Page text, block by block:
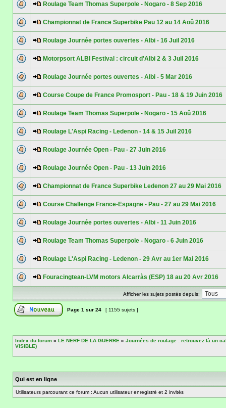
Roulage Team Thomas Superpole - Nogaro - 8 Sep 2016
Championnat de France Superbike Pau 12 au 14 Aoû 2016
Roulage Journée portes ouvertes - Albi - 16 Juil 2016
Motorpsort ALBI Festival : circuit d'Albi 2 & 3 Juil 2016
Roulage Journée portes ouvertes - Albi - 5 Mar 2016
Course Coupe de France Promosport - Pau - 18 & 19 Juin 2016
Roulage Team Thomas Superpole - Nogaro - 15 Aoû 2016
Roulage L'Aspi Racing - Ledenon - 14 & 15 Juil 2016
Roulage Journée Open - Pau - 27 Juin 2016
Roulage Journée Open - Pau - 13 Juin 2016
Championnat de France Superbike Ledenon 27 au 29 Mai 2016
Course Challenge France-Espagne - Pau - 27 au 29 Mai 2016
Roulage Journée portes ouvertes - Albi - 11 Juin 2016
Roulage Team Thomas Superpole - Nogaro - 6 Juin 2016
Roulage L'Aspi Racing - Ledenon - 29 Avr au 1er Mai 2016
Fouracingtean-LVM motors Alcarràs (ESP) 18 au 20 Avr 2016
Afficher les sujets postés depuis:
Page 1 sur 24 [ 1155 sujets ]
Index du forum » LE NERF DE LA GUERRE » Journées de roulage : retrouvez là un
VISIBLE)
Qui est en ligne
Utilisateurs parcourant ce forum : Aucun utilisateur enregistré et 2 invités